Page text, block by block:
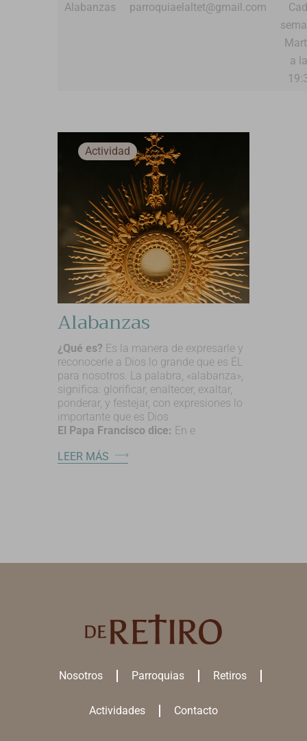
Alabanzas
parroquiaelaltet@gmail.com
a
Actividad
Alabanzas
¿Qué es? Es la manera de expresarle y
reconocerle a Dios lo grande que es ÉL
para nosotros. La palabra, «alabanza»,
significa: glorificar, enaltecer, exaltar,
ponderar, y festejar, con expresiones lo
importante que es Dios
El Papa Francisco dice: En e
LEER MÁS
Nosotros Parroquias Retiros
Actividades Contacto